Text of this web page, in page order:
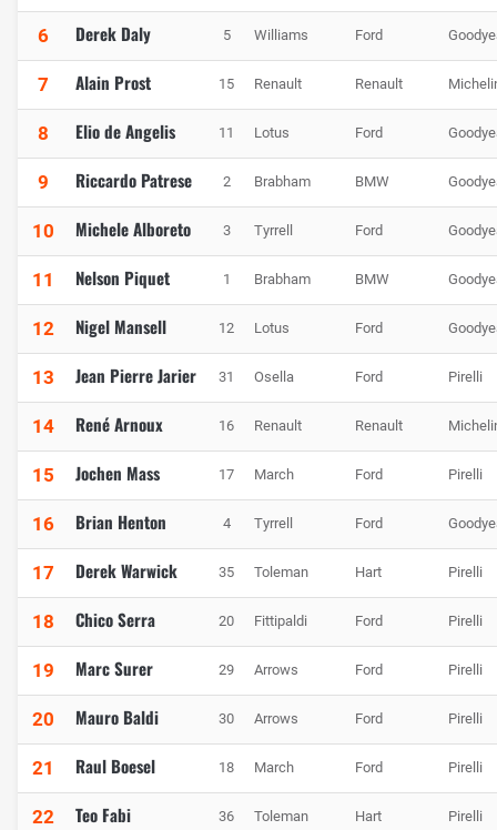
6 Derek Daly 5 Williams Ford
7 Alain Prost 15 Renault Renault
8 Elio de Angelis 11 Lotus Ford
9 Riccardo Patrese 2 Brabham BMW
10 Michele Alboreto 3 Tyrrell Ford
11 Nelson Piquet 1 Brabham BMW
12 Nigel Mansell 12 Lotus Ford
13 Jean Pierre Jarier 31 Osella Ford Pirelli
14 René Arnoux 16 Renault Renault
15 Jochen Mass 17 March Ford Pirelli
16 Brian Henton 4 Tyrrell Ford
17 Derek Warwick 35 Toleman Hart Pirelli
18 Chico Serra 20 Fittipaldi Ford Pirelli
19 Marc Surer 29 Arrows Ford Pirelli
20 Mauro Baldi 30 Arrows Ford Pirelli
21 Raul Boesel 18 March Ford Pirelli
22 Teo Fabi 36 Toleman Hart Pirelli